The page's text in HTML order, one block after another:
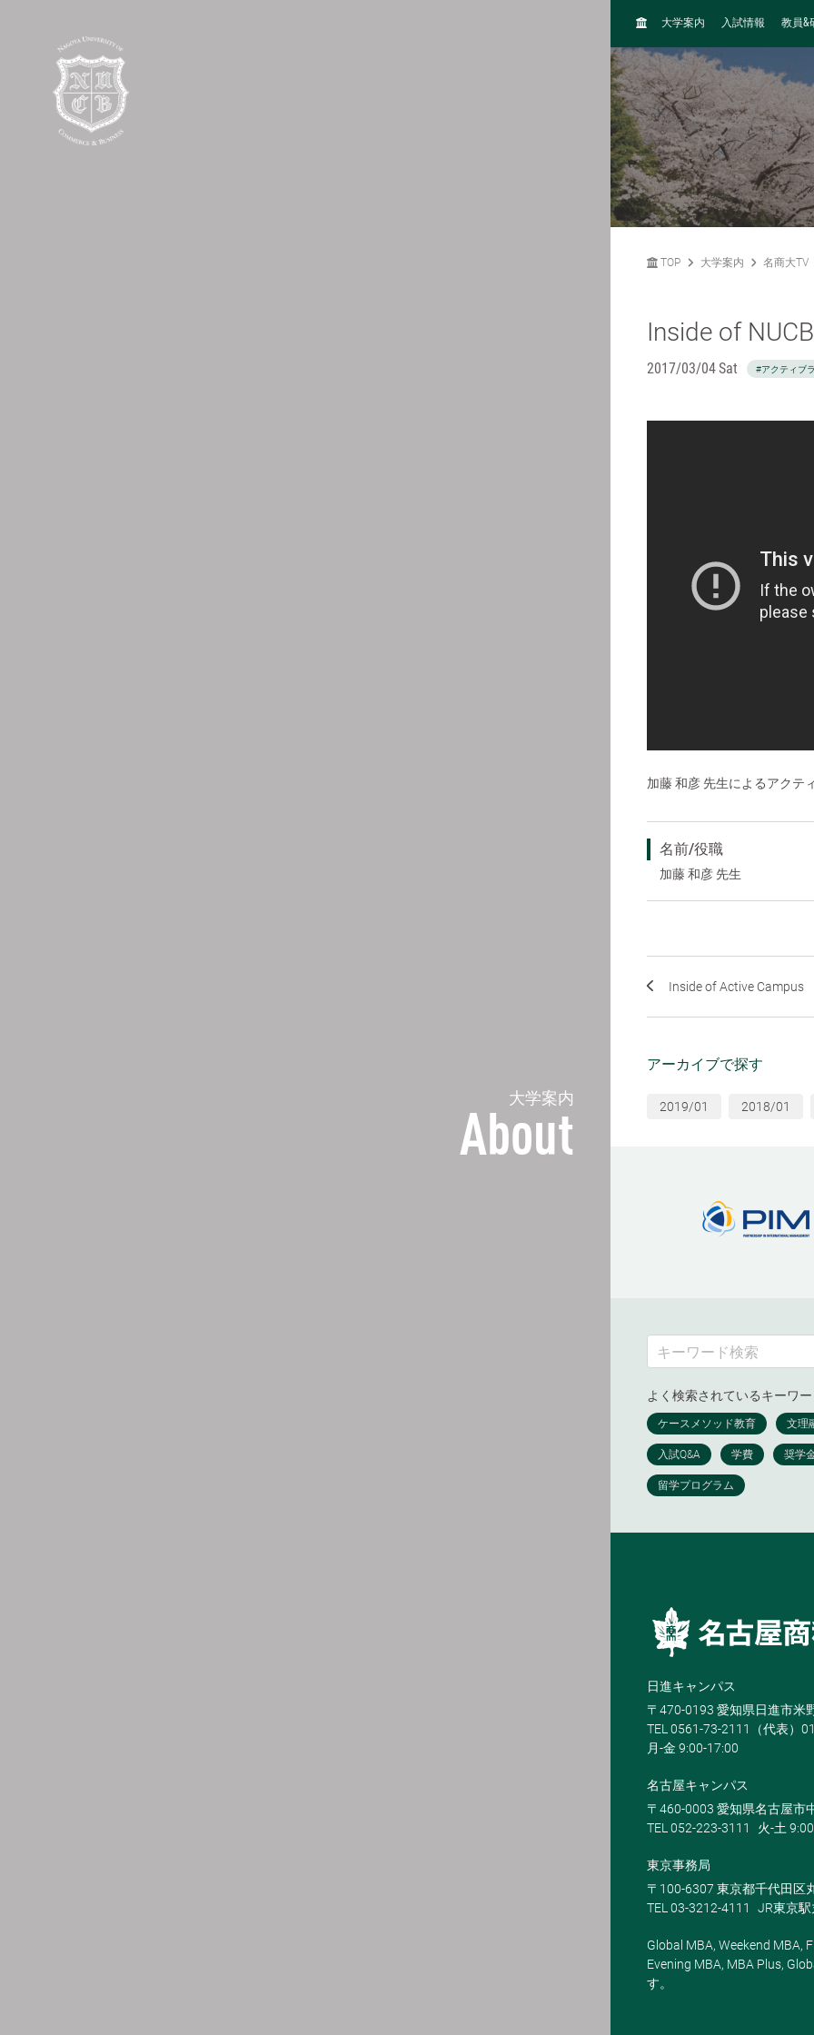
大学案内
About
H
M
E
大学案内 入試情報 教員&
TOP 大学案内 名商大TV
Inside of NUCB
2017/03/04 Sat #アクティブ
加藤 和彦 先生によるアクテ
名前/役職
加藤 和彦 先生
Inside of Active Campus
アーカイブで探す
2019/01 2018/01
よく検索されているキーワ
日進キャンパス
〒470-0193 愛知県日進市米
TEL 0561-73-2111（代表）
月-金 9:00-17:00
名古屋キャンパス
〒460-0003 愛知県名古屋市
TEL 052-223-3111
火-土
東京事務局
〒100-6307 東京都千代田区
TEL 03-3212-4111
JR東京
Global MBA, Weekend MBA,
Evening MBA, MBA Plus,
す。